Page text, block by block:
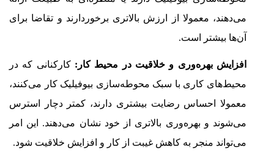
می‌دهند، معمولا از ارزش بالاتری برخوردارند و تقاضا برای
آن‌ها بیشتر است.
افزایش بهره‌وری و خلاقیت در محیط کار: کارکنانی که در
محیط‌های کاری با سبک محوطه‌سازی بیوفیلیک کار می‌کنند،
معمولا احساس رضایت بیشتری دارند، کمتر دچار استرس
می‌شوند و بهره‌وری بالاتری از خود نشان می‌دهند. این امر
می‌تواند منجر به کاهش غیبت از کار و افزایش خلاقیت شود.